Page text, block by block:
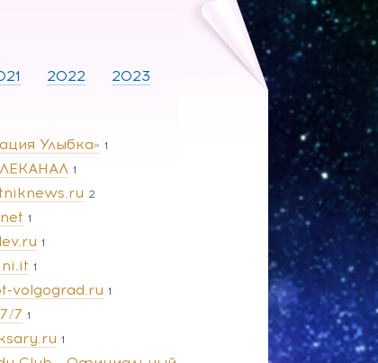
2022 2023
Улыбка» 1
1
2
1
1
1
volgograd.ru 1
7 1
1